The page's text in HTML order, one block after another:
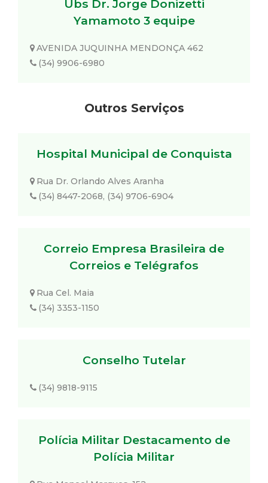
Ubs Dr. Jorge Donizetti
Yamamoto 3 equipe
AVENIDA JUQUINHA MENDONÇA 462
(34) 9906-6980
Outros Serviços
Hospital Municipal de Conquista
Rua Dr. Orlando Alves Aranha
(34) 8447-2068, (34) 9706-6904
Correio Empresa Brasileira de
Correios e Telégrafos
Rua Cel. Maia
(34) 3353-1150
Conselho Tutelar
(34) 9818-9115
Polícia Militar Destacamento de
Polícia Militar